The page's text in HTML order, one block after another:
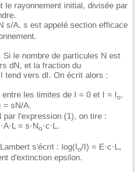
le rayonnement initial, divisée par
s/A. s est appelé section efficace
Si le nombre de particules N est
dN, et la fraction du
tend vers dI. On écrit alors :
entre les limites de I = 0 et I = Io.
= sN/A.
par l'expression (1), on tire :
= s·No·c·L.
s'écrit : log(Io/I) = E·c·L,
d'extinction epsilon.